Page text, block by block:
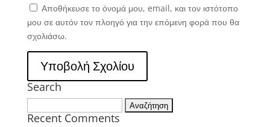
Αποθήκευσε το όνομά μου, email, και τον ιστότοπο
μου σε αυτόν τον πλοηγό για την επόμενη φορά που θα
σχολιάσω.
Search
για:
Recent Comments